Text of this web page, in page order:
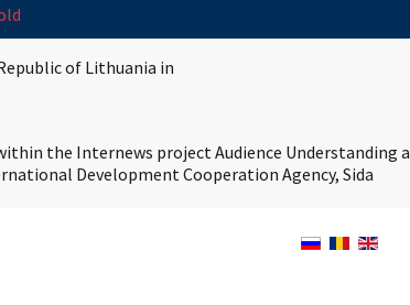
of Lithuania in
the Internews project Audience Understanding
Development Cooperation Agency, Sida